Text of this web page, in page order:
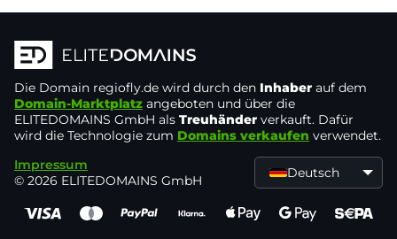
Die Domain regiofly.de wird durch den Inhaber auf dem
Domain-Marktplatz angeboten und über die
ELITEDOMAINS GmbH als Treuhänder verkauft. Dafür
wird die Technologie zum Domains verkaufen verwendet.
Impressum
© 2026 ELITEDOMAINS GmbH
Deutsch